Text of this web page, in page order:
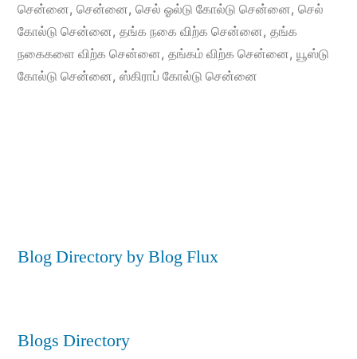
சென்னை, சென்னை, செல் ஓல்டு கோல்டு சென்னை, செல்
கோல்டு சென்னை, தங்க நகை விற்க சென்னை, தங்க
நகைகளை விற்க சென்னை, தங்கம் விற்க சென்னை, யூஸ்டு
கோல்டு சென்னை, ஸ்கிராப் கோல்டு சென்னை
Blog Directory by Blog Flux
Blogs Directory